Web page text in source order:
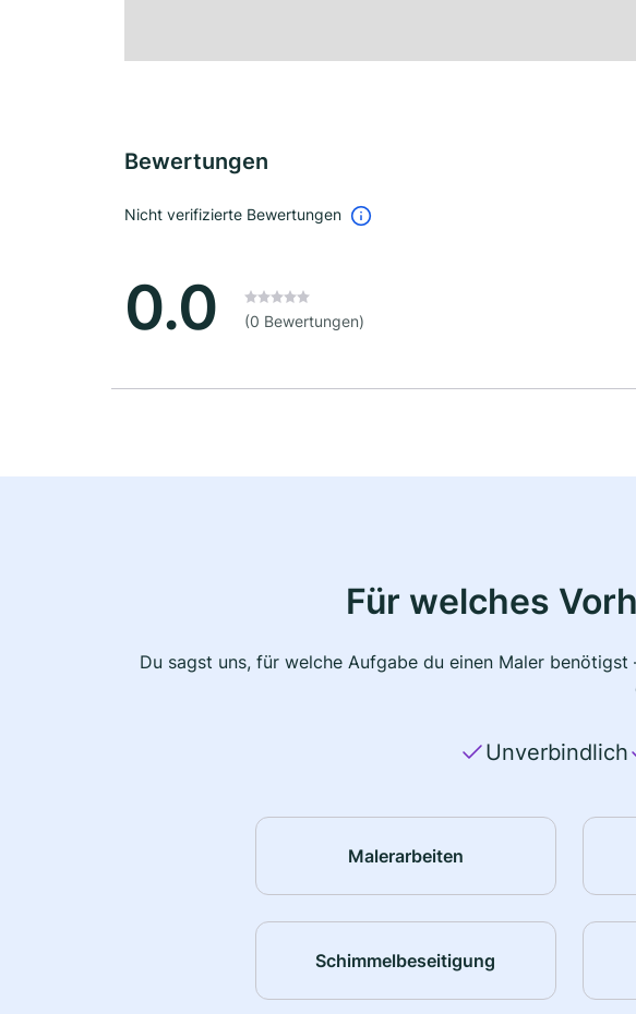
Bewertungen
Nicht verifizierte Bewertungen
0.0 (0 Bewertungen)
Für welches
Du sagst uns, für welche Aufgabe du einen Maler
Unverbindlich
Malerarbeiten
Schimmelbeseitigung